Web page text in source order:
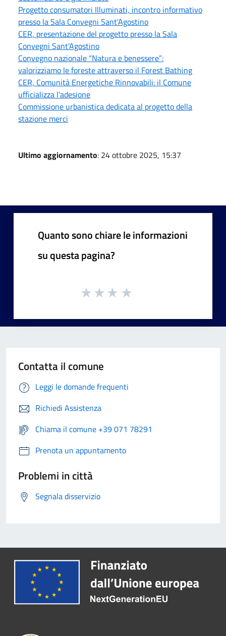
Progetto consumatori Illuminati, incontro informativo
presso la Sala Convegni Sant'Agostino
CER, presentazione del progetto presso la Sala
Convegni Sant'Agostino
Convegno nazionale “Natura e benessere”:
valorizziamo le foreste attraverso il Forest Bathing
CER, Comunità Energetiche Rinnovabili: il Comune
ufficializza l'adesione
Commissione urbanistica dedicata al progetto della
stazione merci
Ultimo aggiornamento: 24 ottobre 2025, 15:37
Quanto sono chiare le informazioni
su questa pagina?
Contatta il comune
Leggi le domande frequenti
Richiedi Assistenza
Chiama il comune +39 071 78291
Prenota un appuntamento
Problemi in città
Segnala disservizio